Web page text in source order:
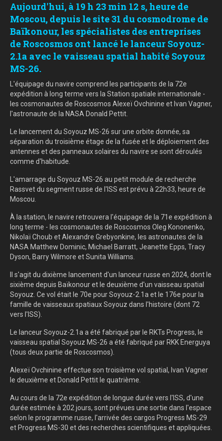
Aujourd'hui, à 19 h 23 min 12 s, heure de
Moscou, depuis le site 31 du cosmodrome de
Baïkonour, les spécialistes des entreprises
de Roscosmos ont lancé le lanceur Soyouz-
2.1a avec le vaisseau spatial habité Soyouz
MS-26.
L'équipage du navire comprend les participants de la 72e
expédition à long terme vers la Station spatiale internationale -
les cosmonautes de Roscosmos Alexeï Ovchinine et Ivan Vagner,
l'astronaute de la NASA Donald Pettit.
Le lancement du Soyouz MS-26 sur une orbite donnée, sa
séparation du troisième étage de la fusée et le déploiement des
antennes et des panneaux solaires du navire se sont déroulés
comme d'habitude.
L'amarrage du Soyouz MS-26 au petit module de recherche
Rassvet du segment russe de l'ISS est prévu à 22h33, heure de
Moscou.
À la station, le navire retrouvera l'équipage de la 71e expédition à
long terme - les cosmonautes de Roscosmos Oleg Kononenko,
Nikolaï Choub et Alexandre Grebyonkine, les astronautes de la
NASA Matthew Dominic, Michael Barratt, Jeanette Epps, Tracy
Dyson, Barry Wilmore et Sunita Williams.
Il s'agit du dixième lancement d'un lanceur russe en 2024, dont le
sixième depuis Baïkonour et le deuxième d'un vaisseau spatial
Soyouz. Ce vol était le 70e pour Soyouz-2.1a et le 176e pour la
famille de vaisseaux spatiaux Soyouz dans l'histoire (dont 72
vers l'ISS).
Le lanceur Soyouz-2.1a a été fabriqué par le RKTs Progress, le
vaisseau spatial Soyouz MS-26 a été fabriqué par RKK Energuya
(tous deux partie de Roscosmos).
Alexeï Ovchinine effectue son troisième vol spatial, Ivan Vagner
le deuxième et Donald Pettit le quatrième.
Au cours de la 72e expédition de longue durée vers l'ISS, d'une
durée estimée à 202 jours, sont prévues une sortie dans l'espace
selon le programme russe, l'arrivée des cargos Progress MS-29
et Progress MS-30 et des recherches scientifiques et appliquées.